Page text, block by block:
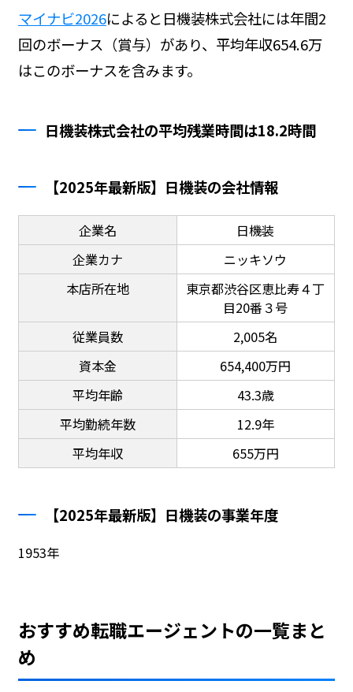
マイナビ2026によると日機装株式会社には年間2
回のボーナス（賞与）があり、平均年収654.6万
はこのボーナスを含みます。
日機装株式会社の平均残業時間は18.2時間
【2025年最新版】日機装の会社情報
企業名
日機装
企業カナ
ニッキソウ
本店所在地
東京都渋谷区恵比寿４丁
目20番３号
従業員数
2,005名
資本金
654,400万円
平均年齢
43.3歳
平均勤続年数
12.9年
平均年収
655万円
【2025年最新版】日機装の事業年度
1953年
おすすめ転職エージェントの一覧まと
め